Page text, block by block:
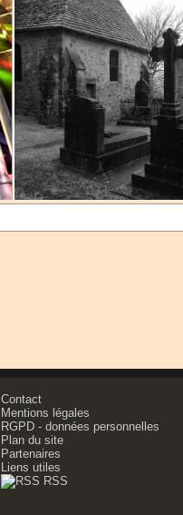
Contact
Mentions légales
RGPD - données personnelles
Plan du site
Partenaires
Liens utiles
RSS